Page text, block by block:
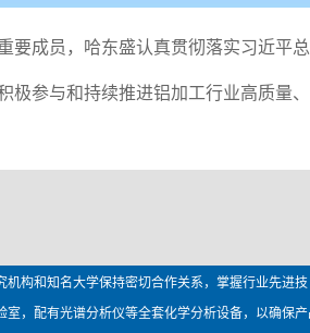
要成员，哈东盛认真贯彻落实习近平
极参与和持续推进铝加工行业高质量
机构和知名大学保持密切合作关系，掌握行业先进技
室，配有光谱分析仪等全套化学分析设备，以确保